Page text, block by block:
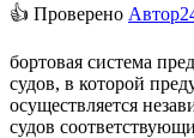
👍 Проверено
бортовая система
судов, в которой
осуществляется
судов